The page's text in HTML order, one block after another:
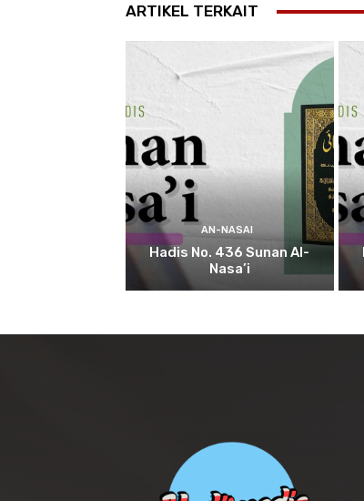
ARTIKEL TERKAIT
AN-NASAI
Hadis No. 436 Sunan Al-
Nasa’i